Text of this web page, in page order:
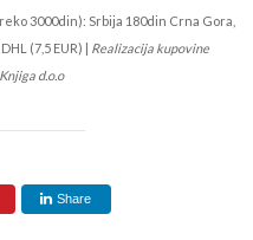
3000din): Srbija 180din Crna Gora,
(7,5 EUR) | Realizacija kupovine
d.o.o
Share